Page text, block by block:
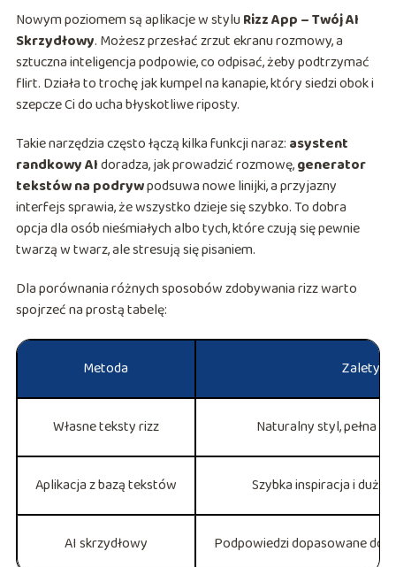
Nowym poziomem są aplikacje w styluRizz App – Twój AI
Skrzydłowy. Możesz przesłać zrzut ekranu rozmowy, a
sztuczna inteligencja podpowie, co odpisać, żeby podtrzymać
flirt. Działa to trochę jak kumpel na kanapie, który siedzi obok i
szepcze Ci do ucha błyskotliwe riposty.
Takie narzędzia często łączą kilka funkcji naraz: asystent
randkowy AIdoradza, jak prowadzić rozmowę,generator
tekstów na podrywpodsuwa nowe linijki, a przyjazny
interfejs sprawia, że wszystko dzieje się szybko. To dobra
opcja dla osób nieśmiałych albo tych, które czują się pewnie
twarzą w twarz, ale stresują się pisaniem.
Dla porównania różnych sposobów zdobywania rizz warto
spojrzeć na prostą tabelę:
Metoda Zalety
Własne teksty rizz Naturalny styl, pełna
Aplikacja z bazą tekstów Szybka inspiracja i
AI skrzydłowy Podpowiedzi dopasowane do